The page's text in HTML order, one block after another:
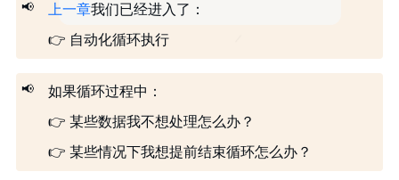
📢 上一章我们已经进入了：
👉 自动化循环执行
📢
如果循环过程中：
👉 某些数据我不想处理怎么办？
👉 某些情况下我想提前结束循环怎么办？